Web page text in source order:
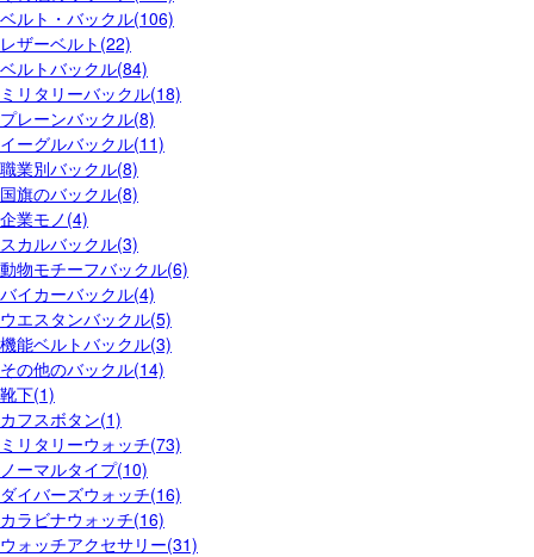
ベルト・バックル(106)
レザーベルト(22)
ベルトバックル(84)
ミリタリーバックル(18)
プレーンバックル(8)
イーグルバックル(11)
職業別バックル(8)
国旗のバックル(8)
企業モノ(4)
スカルバックル(3)
動物モチーフバックル(6)
バイカーバックル(4)
ウエスタンバックル(5)
機能ベルトバックル(3)
その他のバックル(14)
靴下(1)
カフスボタン(1)
ミリタリーウォッチ(73)
ノーマルタイプ(10)
ダイバーズウォッチ(16)
カラビナウォッチ(16)
ウォッチアクセサリー(31)